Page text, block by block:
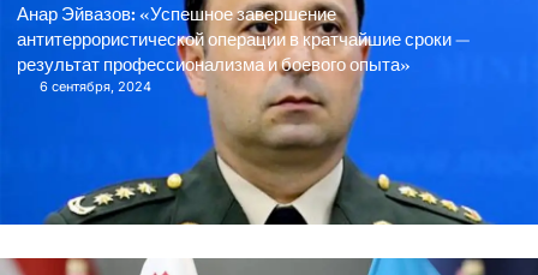
Анар Эйвазов: «Успешное завершение
антитеррористической операции в кратчайшие сроки —
результат профессионализма и боевого опыта»
6 сентября, 2024